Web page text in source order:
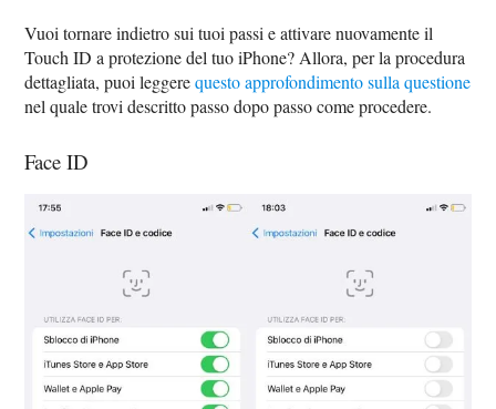
Vuoi tornare indietro sui tuoi passi e attivare nuovamente il
Touch ID a protezione del tuo iPhone? Allora, per la procedura
dettagliata, puoi leggerequesto approfondimento sulla questione
nel quale trovi descritto passo dopo passo come procedere.
Face ID